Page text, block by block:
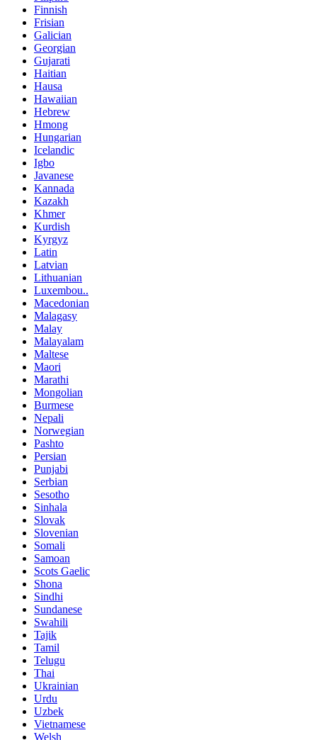
Finnish
Frisian
Galician
Georgian
Gujarati
Haitian
Hausa
Hawaiian
Hebrew
Hmong
Hungarian
Icelandic
Igbo
Javanese
Kannada
Kazakh
Khmer
Kurdish
Kyrgyz
Latin
Latvian
Lithuanian
Luxembou..
Macedonian
Malagasy
Malay
Malayalam
Maltese
Maori
Marathi
Mongolian
Burmese
Nepali
Norwegian
Pashto
Persian
Punjabi
Serbian
Sesotho
Sinhala
Slovak
Slovenian
Somali
Samoan
Scots Gaelic
Shona
Sindhi
Sundanese
Swahili
Tajik
Tamil
Telugu
Thai
Ukrainian
Urdu
Uzbek
Vietnamese
Welsh